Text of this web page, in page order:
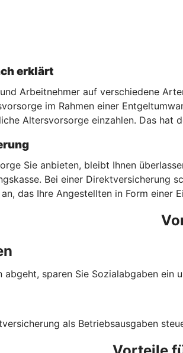
erklärt
Arbeitnehmer auf verschiedene
im Rahmen einer
Altersvorsorge einzahlen. Das hat
Sie anbieten, bleibt Ihnen
Bei einer Direktversicherung
das Ihre Angestellten in Form einer
sparen Sie Sozialabgaben ein
als Betriebsausgaben